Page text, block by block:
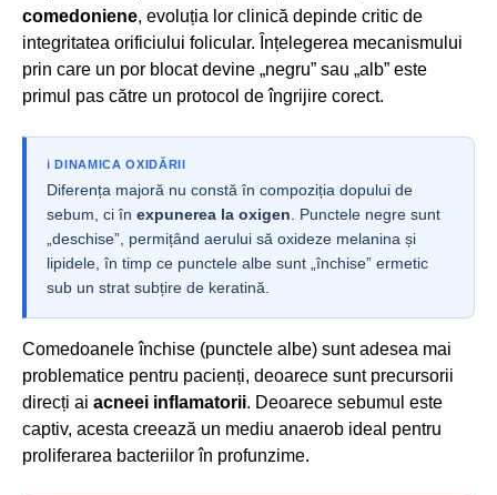
comedoniene, evoluția lor clinică depinde critic de
integritatea orificiului folicular. Înțelegerea mecanismului
prin care un por blocat devine „negru” sau „alb” este
primul pas către un protocol de îngrijire corect.
ℹ️ DINAMICA OXIDĂRII
Diferența majoră nu constă în compoziția dopului de
sebum, ci în expunerea la oxigen . Punctele negre sunt
„deschise”, permițând aerului să oxideze melanina și
lipidele, în timp ce punctele albe sunt „închise” ermetic
sub un strat subțire de keratină.
Comedoanele închise (punctele albe) sunt adesea mai
problematice pentru pacienți, deoarece sunt precursorii
direcți ai acneei inflamatorii. Deoarece sebumul este
captiv, acesta creează un mediu anaerob ideal pentru
proliferarea bacteriilor în profunzime.